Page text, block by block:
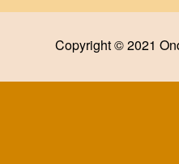
Copyright © 2021